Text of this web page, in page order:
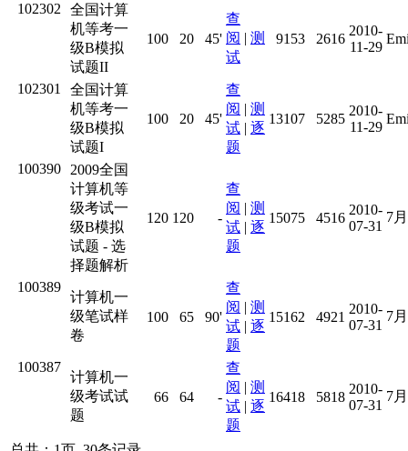
102302
全国计算
机等考一
级B模拟
试题II
100 20 45'
查
阅 | 测
试
9153 2616
2010-
11-29
102301
全国计算
机等考一
级B模拟
试题I
100 20 45'
查
阅 | 测
试 | 逐
题
13107 5285
2010-
11-29
100390
2009全国
计算机等
级考试一
级B模拟
试题 - 选
择题解析
120 120 -
查
阅 | 测
试 | 逐
题
15075 4516
2010-
07-31
7
100389
计算机一
级笔试样
卷
100 65 90'
查
阅 | 测
试 | 逐
题
15162 4921
2010-
07-31
7
100387
计算机一
级考试试
题
66 64 -
查
阅 | 测
试 | 逐
题
16418 5818
2010-
07-31
7